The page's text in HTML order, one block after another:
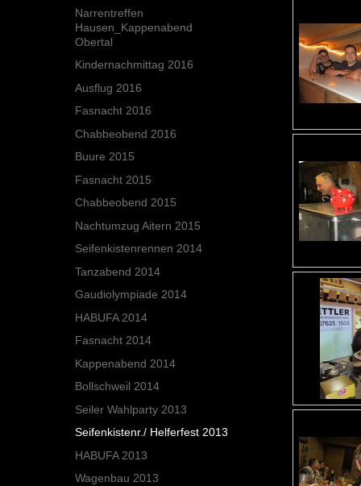
Narrentreffen
Hausen_Kappenabend
Obertal
Kindernachmittag 2016
Ausflug 2016
Fasnacht 2016
Chabbeobend 2016
Buure 2015
Fasnacht 2015
Chabbeobend 2015
Nachtumzug Aitern 2015
Seifenkistenrennen 2014
Tanzabend 2014
Gaudiolympiade 2014
HABUFA 2014
Fasnacht 2014
Kappenabend 2014
Bollschweil 2014
Seiler Wahlparty 2013
Seifenkistenr./ Helferfest 2013
HABUFA 2013
Wagenbau 2013